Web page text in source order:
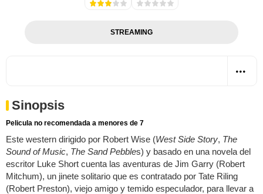
STREAMING
Sinopsis
Pelicula no recomendada a menores de 7
Este western dirigido por Robert Wise (West Side Story, The
Sound of Music, The Sand Pebbles) y basado en una novela del
escritor Luke Short cuenta las aventuras de Jim Garry (Robert
Mitchum), un jinete solitario que es contratado por Tate Riling
(Robert Preston), viejo amigo y temido especulador, para llevar a